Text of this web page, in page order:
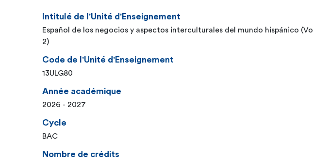
Intitulé de l'Unité d'Enseignement
Español de los negocios y aspectos interculturales del mundo hispánico (Vol
2)
Code de l'Unité d'Enseignement
13ULG80
Année académique
2026 - 2027
Cycle
BAC
Nombre de crédits